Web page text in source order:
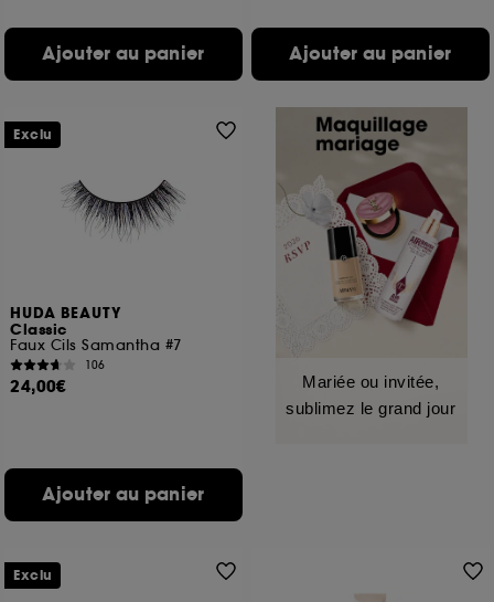
Ajouter au panier Ajouter au panier
HUDA BEAUTY
Classic
Faux Cils Samantha #7
106
24,00€
Ajouter au panier
Exclu
Mariée ou invitée,
sublimez le grand jour
Exclu